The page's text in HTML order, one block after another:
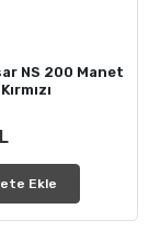
NS 200 Manet
Kırmızı
Ekle